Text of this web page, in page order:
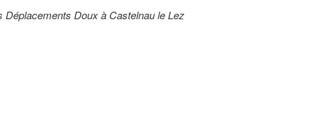
Déplacements Doux à Castelnau le Lez